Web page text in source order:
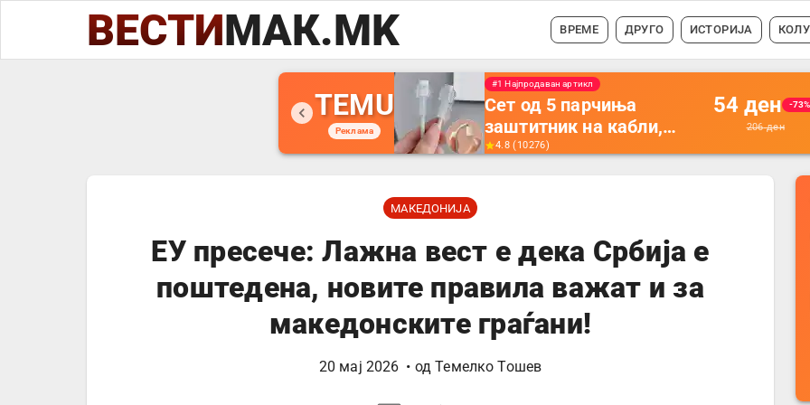
ВЕСТИМАК.MK ВРЕМЕ ДРУГО ИСТОРИЈА
TEMU
Реклама
#1 Најпродавано
Држач за полнење на
телефон кој се монтира
на ѕид -
кревет и за ТВ
далечински управувач
4.5(16742
56 ден -35%
87ден
МАКЕДОНИЈА
ЕУ пресече: Лажна вест е дека Србија е
поштедена, новите правила важат и за
македонските граѓани!
20 мај 2026 • одТемелко Тошев